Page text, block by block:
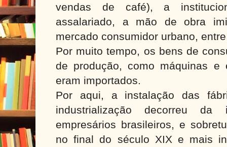
vendas de café), a
assalariado, a mão de obra
mercado consumidor urbano,
Por muito tempo, os bens de
de produção, como máquinas e
eram importados.
Por aqui, a instalação das
industrialização decorreu da
empresários brasileiros, e
no final do século XIX e mais